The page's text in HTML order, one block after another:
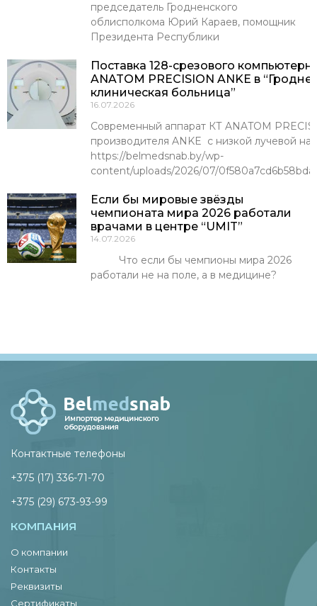
председатель Гродненского
облисполкома Юрий Караев, помощник
Президента Республики
Поставка 128-срезового
ANATOM PRECISION ANKE в
клиническая больница”
16.07.2026
Современный аппарат КТ ANATOM
производителя ANKE с низкой лучевой
https://belmedsnab.by/wp-
content/uploads/2026/07/
Если бы мировые звёзды
чемпионата мира 2026 работали
врачами в центре “UMIT”
14.07.2026
Что если бы чемпионы мира 2026
работали не на поле, а в медицине?
Контактные телефоны
+375 (17) 336-71-70
+375 (29) 673-93-99
КОМПАНИЯ
О компании
Контакты
Реквизиты
Сертификаты